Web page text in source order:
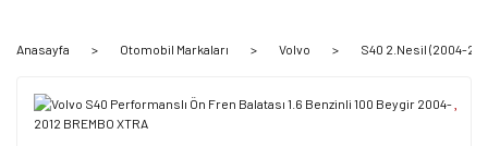
Anasayfa Otomobil Markaları Volvo S40 2.Nesil (2004-